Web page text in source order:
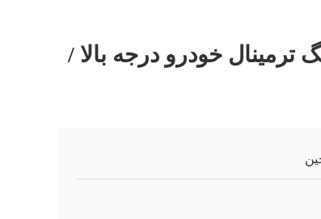
ترمینال خودرو درجه بالا /